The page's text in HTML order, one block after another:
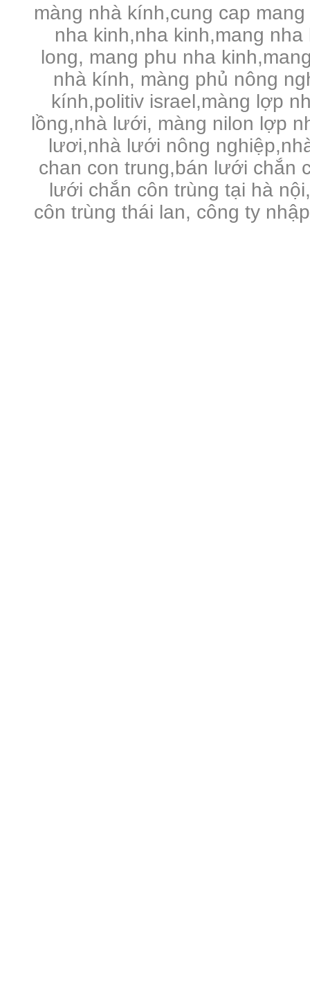
màng nhà kính,cung cap
nha kinh,nha kinh,mang
long, mang phu nha
nhà kính, màng phủ nông
kính,politiv israel,màng lợp
lồng,nhà lưới, màng nilon lợp
lươi,nhà lưới nông
chan con trung,bán lưới chắn
lưới chắn côn trùng tại hà
côn trùng thái lan, công ty